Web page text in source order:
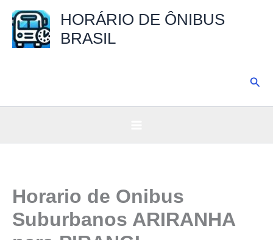
para
HORÁRIO DE ÔNIBUS
BRASIL
Horario de Onibus
Suburbanos ARIRANHA